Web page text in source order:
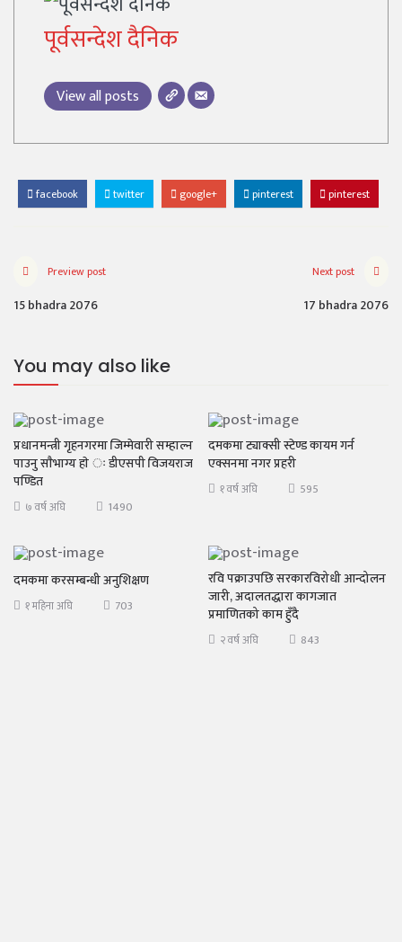
पूर्वसन्देश दैनिक
View all posts
facebook twitter google+ pinterest pinterest
Preview post
15 bhadra 2076
Next post
17 bhadra 2076
You may also like
प्रधानमन्त्री गृहनगरमा जिम्मेवारी सम्हाल्न
पाउनु साैभाग्य हाे ः डीएसपी विजयराज
पण्डित
७ वर्ष अघि 1490
दमकमा ट्याक्सी स्टेण्ड कायम गर्न
एक्सनमा नगर प्रहरी
१ वर्ष अघि 595
दमकमा करसम्बन्धी अनुशिक्षण
१ महिना अघि 703
रवि पक्राउपछि सरकारविरोधी आन्दोलन
जारी, अदालतद्धारा कागजात
प्रमाणितको काम हुँदै
२ वर्ष अघि 843